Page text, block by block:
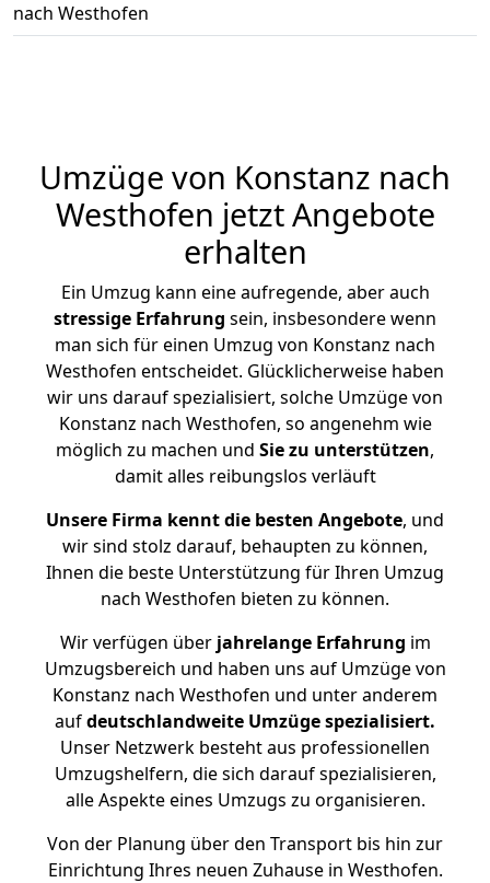
nach Westhofen
Umzüge von Konstanz nach
Westhofen jetzt Angebote
erhalten
Ein Umzug kann eine aufregende, aber auch
stressige Erfahrung sein, insbesondere wenn
man sich für einen Umzug von Konstanz nach
Westhofen entscheidet. Glücklicherweise haben
wir uns darauf spezialisiert, solche Umzüge von
Konstanz nach Westhofen, so angenehm wie
möglich zu machen und Sie zu unterstützen,
damit alles reibungslos verläuft
Unsere Firma kennt die besten Angebote, und
wir sind stolz darauf, behaupten zu können,
Ihnen die beste Unterstützung für Ihren Umzug
nach Westhofen bieten zu können.
Wir verfügen überjahrelange Erfahrung im
Umzugsbereich und haben uns auf Umzüge von
Konstanz nach Westhofen und unter anderem
aufdeutschlandweite Umzüge spezialisiert.
Unser Netzwerk besteht aus professionellen
Umzugshelfern, die sich darauf spezialisieren,
alle Aspekte eines Umzugs zu organisieren.
Von der Planung über den Transport bis hin zur
Einrichtung Ihres neuen Zuhause in Westhofen.